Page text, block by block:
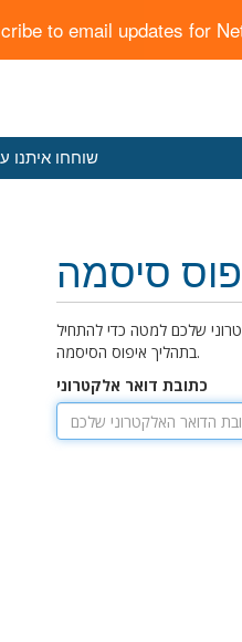
to email updates for
שוחחו איתנו
סיסמה
שלכם למטה כדי להתחיל
בתהליך איפוס הסיסמה.
כתובת דואר אלקטרוני